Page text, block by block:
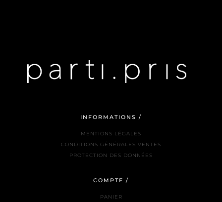
INFORMATIONS /
MENTIONS LÉGALES
CONDITIONS GÉNÉRALES VENTES
PROTECTION DES DONNÉES
COMPTE /
PANIER